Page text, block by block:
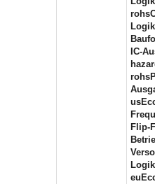
IC-
Flip-